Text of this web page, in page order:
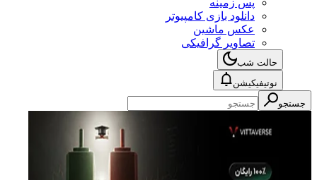
پس زمینه
دانلود بازی کامپیوتر
عکس ماشین
تصاویر گرافیکی
حالت شب
نوتیفیکیشن
جستجو